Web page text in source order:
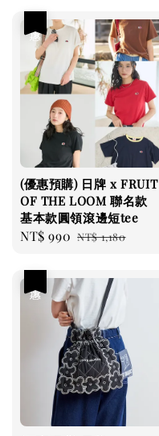
(優惠預購) 日牌 x FRUIT
OF THE LOOM 聯名款
基本款圓領滾邊短tee
Sale
NT$ 990 Regular
NT$ 1,180